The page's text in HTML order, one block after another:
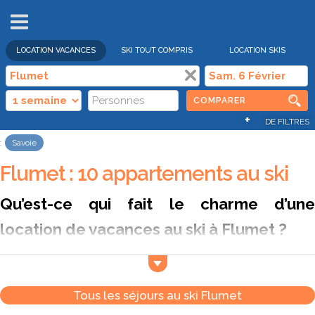
LOCATION VACANCES SKI TOUT COMPRIS LOCATION SKIS
COMPARER
+ DE FILTRES
Savoie
Flumet : 10 appartements au ski
Qu’est-ce qui fait le charme d’une
location de vacances au ski à Flumet ?
charme d’une station de montagne à taille humaine. Située
dans le Val d’Arly, entreMegèveetLes Saisies, elle offre un
cadre calme, entouré de forêts et de chalets traditionnels.
Tous les séjours au ski Flumet